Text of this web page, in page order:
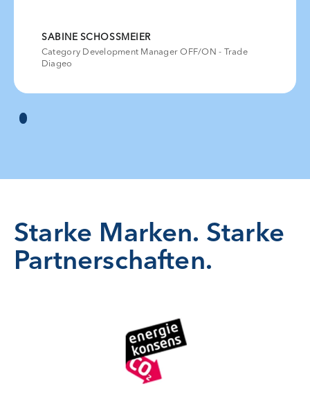
SABINE SCHOSSMEIER
Category Development Manager OFF/ON - Trade
Diageo
Starke Marken. Starke
Partnerschaften.